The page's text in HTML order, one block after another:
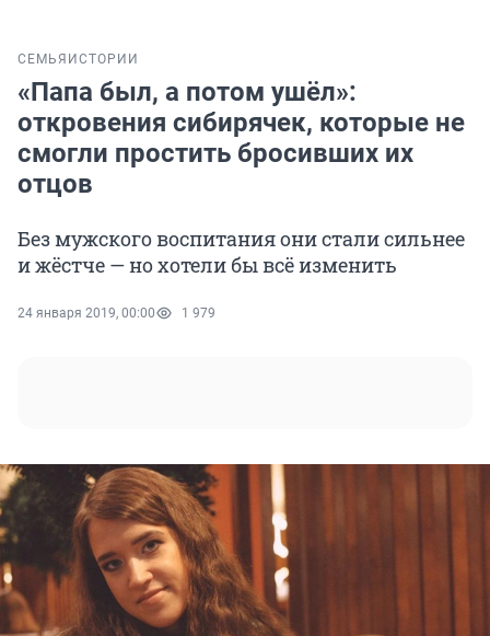
СЕМЬЯ ИСТОРИИ
«Папа был, а потом ушёл»:
откровения сибирячек, которые не
смогли простить бросивших их
отцов
Без мужского воспитания они стали сильнее
и жёстче — но хотели бы всё изменить
24 января 2019, 00:00 1 979